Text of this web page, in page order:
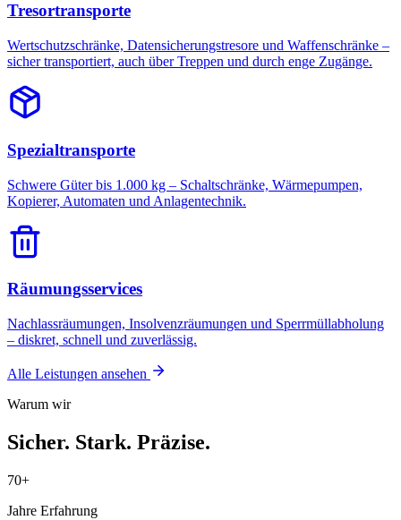
Tresortransporte
Wertschutzschränke, Datensicherungstresore und Waffenschränke –
sicher transportiert, auch über Treppen und durch enge Zugänge.
Spezialtransporte
Schwere Güter bis 1.000 kg – Schaltschränke, Wärmepumpen,
Kopierer, Automaten und Anlagentechnik.
Räumungsservices
Nachlassräumungen, Insolvenzräumungen und Sperrmüllabholung
– diskret, schnell und zuverlässig.
Alle Leistungen ansehen
Warum wir
Sicher. Stark. Präzise.
70+
Jahre Erfahrung